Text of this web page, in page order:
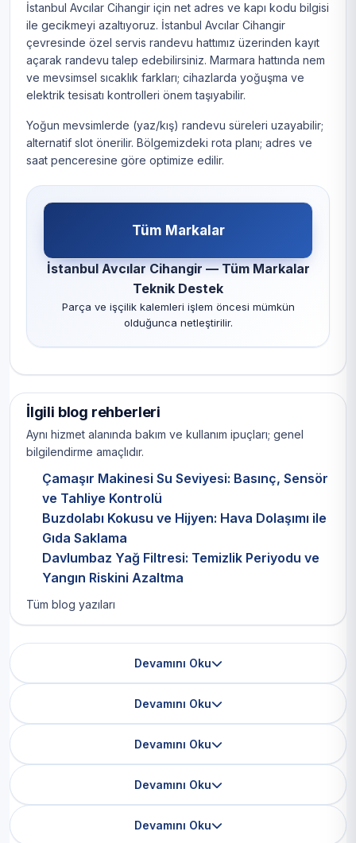
İstanbul Avcılar Cihangir için net adres ve kapı kodu bilgisi
ile gecikmeyi azaltıyoruz. İstanbul Avcılar Cihangir
çevresinde özel servis randevu hattımız üzerinden kayıt
açarak randevu talep edebilirsiniz. Marmara hattında nem
ve mevsimsel sıcaklık farkları; cihazlarda yoğuşma ve
elektrik tesisatı kontrolleri önem taşıyabilir.
Yoğun mevsimlerde (yaz/kış) randevu süreleri uzayabilir;
alternatif slot önerilir. Bölgemizdeki rota planı; adres ve
saat penceresine göre optimize edilir.
Tüm Markalar
İstanbul Avcılar Cihangir — Tüm Markalar
Teknik Destek
Parça ve işçilik kalemleri işlem öncesi mümkün
olduğunca netleştirilir.
İlgili blog rehberleri
Aynı hizmet alanında bakım ve kullanım ipuçları; genel
bilgilendirme amaçlıdır.
Çamaşır Makinesi Su Seviyesi: Basınç, Sensör
ve Tahliye Kontrolü
Buzdolabı Kokusu ve Hijyen: Hava Dolaşımı ile
Gıda Saklama
Davlumbaz Yağ Filtresi: Temizlik Periyodu ve
Yangın Riskini Azaltma
Tüm blog yazıları
Devamını Oku
Devamını Oku
Devamını Oku
Devamını Oku
Devamını Oku